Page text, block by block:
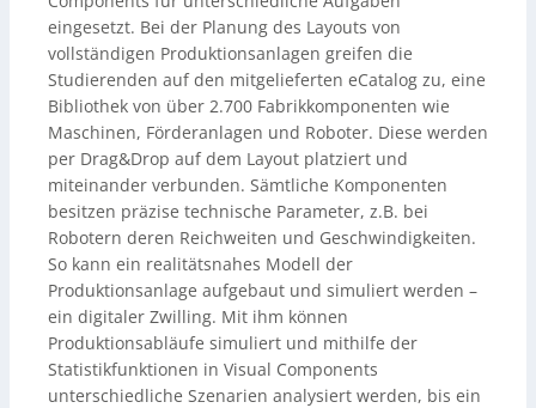
eingesetzt. Bei der Planung des Layouts von
vollständigen Produktionsanlagen greifen die
Studierenden auf den mitgelieferten eCatalog zu, eine
Bibliothek von über 2.700 Fabrikkomponenten wie
Maschinen, Förderanlagen und Roboter. Diese werden
per Drag&Drop auf dem Layout platziert und
miteinander verbunden. Sämtliche Komponenten
besitzen präzise technische Parameter, z.B. bei
Robotern deren Reichweiten und Geschwindigkeiten.
So kann ein realitätsnahes Modell der
Produktionsanlage aufgebaut und simuliert werden –
ein digitaler Zwilling. Mit ihm können
Produktionsabläufe simuliert und mithilfe der
Statistikfunktionen in Visual Components
unterschiedliche Szenarien analysiert werden, bis ein